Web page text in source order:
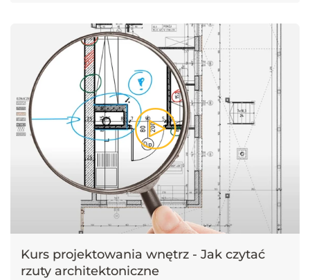
Kurs projektowania wnętrz - Jak czytać
rzuty architektoniczne